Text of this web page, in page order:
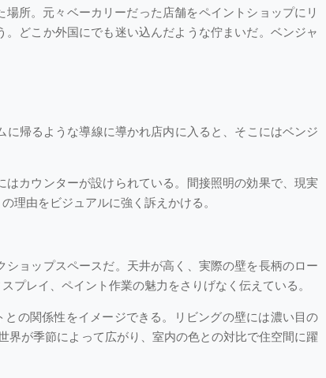
所。元々ベーカリーだった店舗をペイントショップにリ
どこか外国にでも迷い込んだような佇まいだ。ベンジャ
帰るような導線に導かれ店内に入ると、そこにはベンジ
カウンターが設けられている。間接照明の効果で、現実
理由をビジュアルに強く訴えかける。
ョップスペースだ。天井が高く、実際の壁を長柄のロー
レイ、ペイント作業の魅力をさりげなく伝えている。
の関係性をイメージできる。リビングの壁には濃い目の
が季節によって広がり、室内の色との対比で住空間に躍